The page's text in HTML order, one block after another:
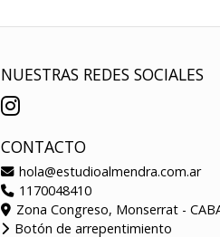
NUESTRAS REDES SOCIALES
CONTACTO
hola@estudioalmendra.com.ar
1170048410
Zona Congreso, Monserrat -
Botón de arrepentimiento